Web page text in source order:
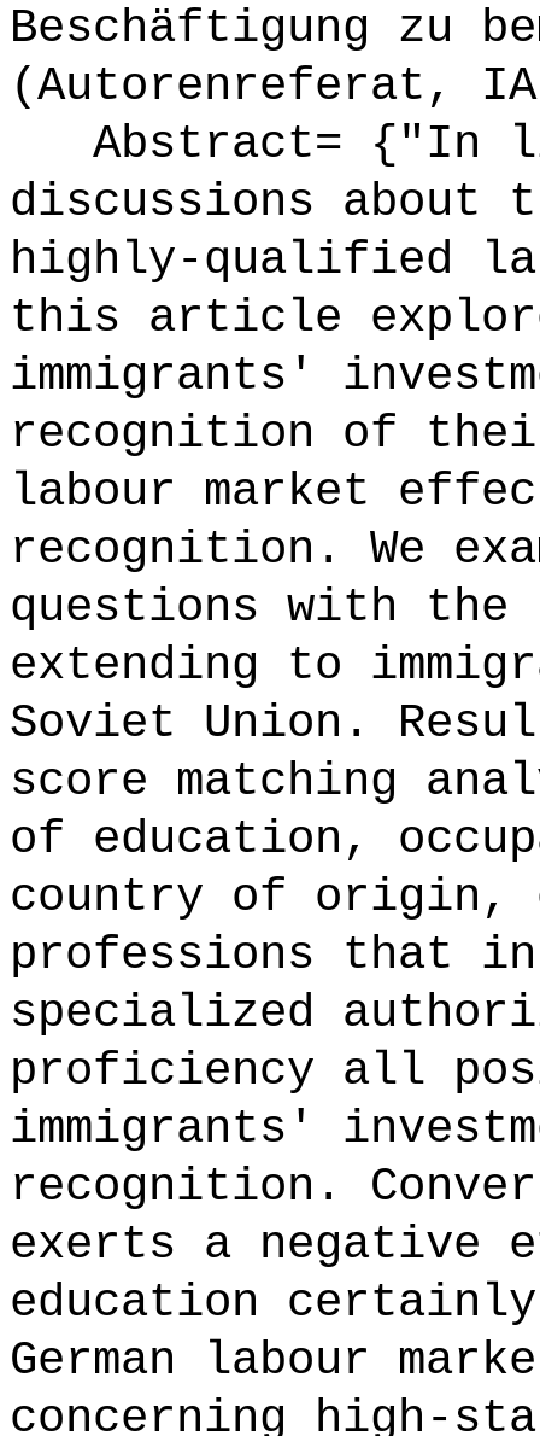
Beschäftigung zu
(Autorenreferat,
Abstract= {"In
discussions about
highly-qualified
this article
immigrants'
recognition of
labour market
recognition. We
questions with
extending to
Soviet Union.
score matching
of education,
country of origin,
professions that in
specialized
proficiency all
immigrants'
recognition.
exerts a negative
education
German labour
concerning high-